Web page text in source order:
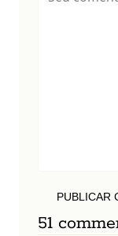
PUBLICAR
51